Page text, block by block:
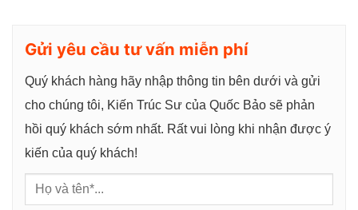
Gửi yêu cầu tư vấn miễn phí
Quý khách hàng hãy nhập thông tin bên dưới và gửi
cho chúng tôi, Kiến Trúc Sư của Quốc Bảo sẽ phản
hồi quý khách sớm nhất. Rất vui lòng khi nhận được ý
kiến của quý khách!